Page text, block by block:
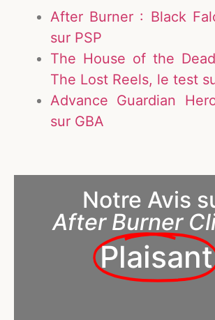
After Burner : Black
sur PSP
The House of the
The Lost Reels, le test
Advance Guardian
sur GBA
Notre Avis
After Burner
Plaisant